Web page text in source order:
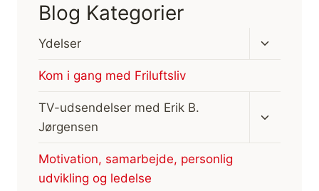
Blog Kategorier
Ydelser
Skift
Kom i gang med Friluftsliv
TV-udsendelser med Erik B.
Jørgensen
Motivation, samarbejde, personlig
udvikling og ledelse